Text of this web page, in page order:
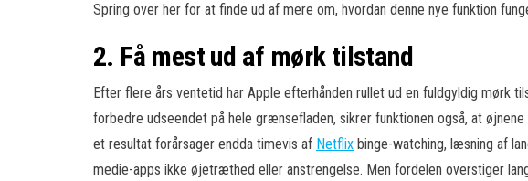
Spring over her for at finde ud af mere om, hvordan denne nye funktion
2. Få mest ud af mørk tilstand
Efter flere års ventetid har Apple efterhånden rullet ud en fuldgyldig mørk
forbedre udseendet på hele grænsefladen, sikrer funktionen også, at
et resultat forårsager endda timevis af Netflix binge-watching, læsning af
medie-apps ikke øjetræthed eller anstrengelse. Men fordelen overstiger